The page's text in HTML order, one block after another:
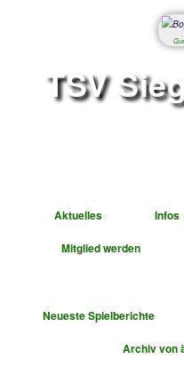
TSV
Mitglied werden